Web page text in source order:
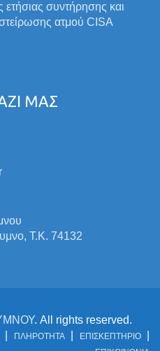
ετήσιας συντήρησης και
ατμού CISA
ΜΑΣ
Τ.Κ. 74132
. All rights reserved.
ΠΛΗΡΟΤΗΤΑ
ΕΠΙΣΚΕΠΤΗΡΙΟ